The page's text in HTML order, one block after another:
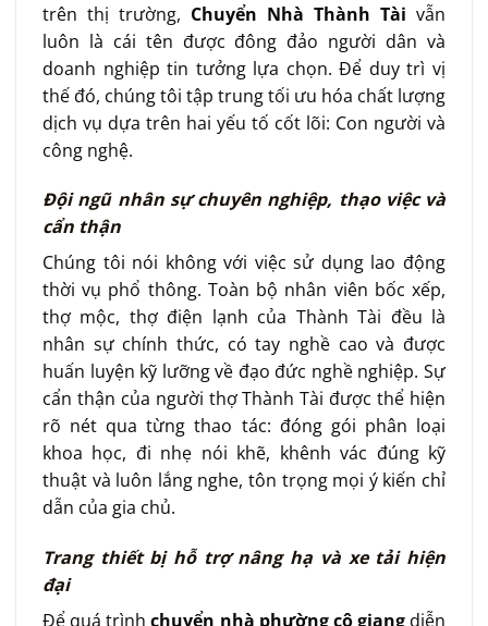
trên thị trường, Chuyển Nhà Thành Tài vẫn
luôn là cái tên được đông đảo người dân và
doanh nghiệp tin tưởng lựa chọn. Để duy trì vị
thế đó, chúng tôi tập trung tối ưu hóa chất lượng
dịch vụ dựa trên hai yếu tố cốt lõi: Con người và
công nghệ.
Đội ngũ nhân sự chuyên nghiệp, thạo việc và
cẩn thận
Chúng tôi nói không với việc sử dụng lao động
thời vụ phổ thông. Toàn bộ nhân viên bốc xếp,
thợ mộc, thợ điện lạnh của Thành Tài đều là
nhân sự chính thức, có tay nghề cao và được
huấn luyện kỹ lưỡng về đạo đức nghề nghiệp. Sự
cẩn thận của người thợ Thành Tài được thể hiện
rõ nét qua từng thao tác: đóng gói phân loại
khoa học, đi nhẹ nói khẽ, khênh vác đúng kỹ
thuật và luôn lắng nghe, tôn trọng mọi ý kiến chỉ
dẫn của gia chủ.
Trang thiết bị hỗ trợ nâng hạ và xe tải hiện
đại
Để quá trìnhchuyển nhà phường cô giangdiễn